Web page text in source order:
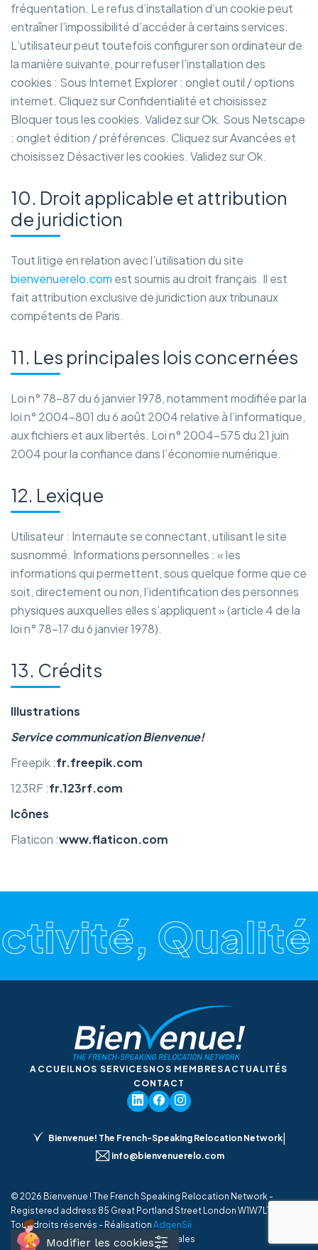
Modifier les cookies
fréquentation. Le refus d’installation d’un cookie peut
entraîner l’impossibilité d’accéder à certains services.
L’utilisateur peut toutefois configurer son ordinateur de
la manière suivante, pour refuser l’installation des
cookies : Sous Internet Explorer : onglet outil / options
internet. Cliquez sur Confidentialité et choisissez
Bloquer tous les cookies. Validez sur Ok. Sous Netscape
: onglet édition / préférences. Cliquez sur Avancées et
choisissez Désactiver les cookies. Validez sur Ok.
10. Droit applicable et attribution
de juridiction
Tout litige en relation avec l’utilisation du site
bienvenuerelo.com est soumis au droit français. Il est
fait attribution exclusive de juridiction aux tribunaux
compétents de Paris.
11. Les principales lois concernées
Loi n° 78-87 du 6 janvier 1978, notamment modifiée par la
loi n° 2004-801 du 6 août 2004 relative à l’informatique,
aux fichiers et aux libertés. Loi n° 2004-575 du 21 juin
2004 pour la confiance dans l’économie numérique.
12. Lexique
Utilisateur : Internaute se connectant, utilisant le site
susnommé. Informations personnelles : « les
informations qui permettent, sous quelque forme que ce
soit, directement ou non, l’identification des personnes
physiques auxquelles elles s’appliquent » (article 4 de la
loi n° 78-17 du 6 janvier 1978).
13. Crédits
Illustrations
Service communication Bienvenue!
Freepik :fr.freepik.com
123RF :fr.123rf.com
Icônes
Flaticon :www.flaticon.com
Qualité
ACCUEILNOS SERVICESNOS MEMBRESACTUALITÉS
CONTACT
Bienvenue! The French-Speaking Relocation Network|
info@bienvenuerelo.com
© 2026 Bienvenue ! The French Speaking Relocation Network -
Registered address 85 Great Portland Street London W1W7LT UK -
Tous droits réservés - Réalisation AdgenSii
Mentions légales